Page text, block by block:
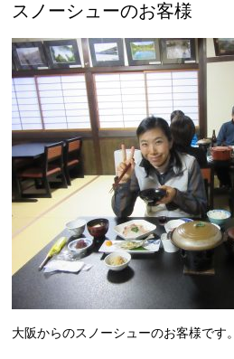
スノーシューのお客様
大阪からのスノーシューのお客様です。